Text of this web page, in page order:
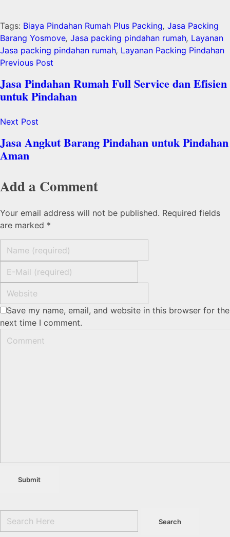
Tags: Biaya Pindahan Rumah Plus Packing, Jasa Packing
Barang Yosmove, Jasa packing pindahan rumah, Layanan
Jasa packing pindahan rumah, Layanan Packing Pindahan
Previous Post
Jasa Pindahan Rumah Full Service dan Efisien
untuk Pindahan
Next Post
Jasa Angkut Barang Pindahan untuk Pindahan
Aman
Add a Comment
Your email address will not be published. Required fields
are marked *
Save my name, email, and website in this browser for the
next time I comment.